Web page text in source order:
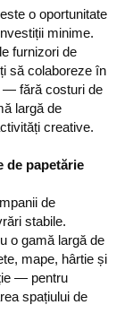
o oportunitate
minime.
furnizori de
să colaboreze în
— fără costuri de
largă de
creative.
de papetărie
de
stabile.
o gamă largă de
mape, hârtie și
— pentru
spațiului de